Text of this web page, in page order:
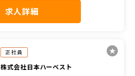
求人詳細
正社員
株式会社日本ハーベスト